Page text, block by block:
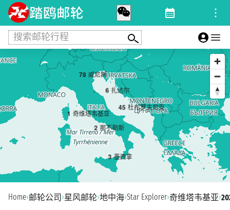
搜索邮轮行程
1 奇维塔韦基亚
2 那不勒斯
3 墨西拿
45 杜布罗夫尼克
6 扎达尔
78 威尼斯
Home›邮轮公司 ›星风邮轮›地中海›Star Explorer›奇维塔韦基亚›